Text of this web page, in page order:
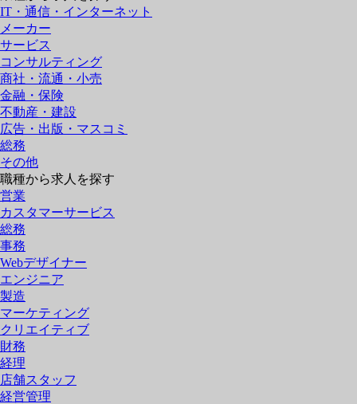
IT・通信・インターネット
メーカー
サービス
コンサルティング
商社・流通・小売
金融・保険
不動産・建設
広告・出版・マスコミ
総務
その他
職種から求人を探す
営業
カスタマーサービス
総務
事務
Webデザイナー
エンジニア
製造
マーケティング
クリエイティブ
財務
経理
店舗スタッフ
経営管理